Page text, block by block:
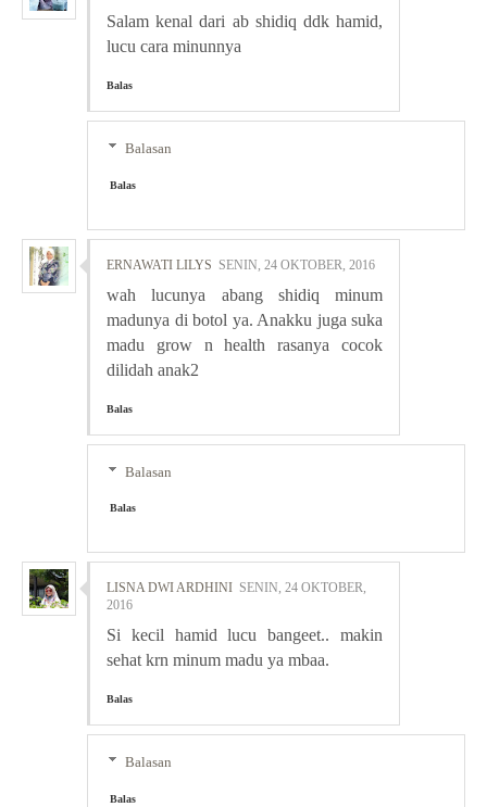
Salam kenal dari ab shidiq ddk hamid,
lucu cara minunnya
Balas
Balasan
Balas
ERNAWATI LILYS SENIN, 24 OKTOBER, 2016
wah lucunya abang shidiq minum
madunya di botol ya. Anakku juga suka
madu grow n health rasanya cocok
dilidah anak2
Balas
Balasan
Balas
LISNA DWI ARDHINI SENIN, 24 OKTOBER,
2016
Si kecil hamid lucu bangeet.. makin
sehat krn minum madu ya mbaa.
Balas
Balasan
Balas